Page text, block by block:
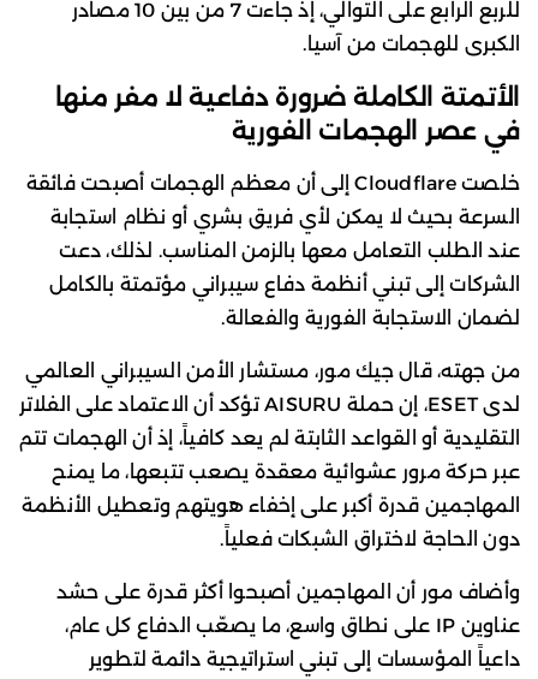
للربع الرابع على التوالي، إذ جاءت 7 من بين 10 مصادر
الكبرى للهجمات من آسيا.
الأتمتة الكاملة ضرورة دفاعية لا مفر منها
في عصر الهجمات الفورية
خلصت Cloudflare إلى أن معظم الهجمات أصبحت فائقة
السرعة بحيث لا يمكن لأي فريق بشري أو نظام استجابة
عند الطلب التعامل معها بالزمن المناسب. لذلك، دعت
الشركات إلى تبني أنظمة دفاع سيبراني مؤتمتة بالكامل
لضمان الاستجابة الفورية والفعالة.
من جهته، قال جيك مور، مستشار الأمن السيبراني العالمي
لدى ESET، إن حملة AISURU تؤكد أن الاعتماد على الفلاتر
التقليدية أو القواعد الثابتة لم يعد كافياً، إذ أن الهجمات تتم
عبر حركة مرور عشوائية معقدة يصعب تتبعها، ما يمنح
المهاجمين قدرة أكبر على إخفاء هويتهم وتعطيل الأنظمة
دون الحاجة لاختراق الشبكات فعلياً.
وأضاف مور أن المهاجمين أصبحوا أكثر قدرة على حشد
عناوين IP على نطاق واسع، ما يصعّب الدفاع كل عام،
داعياً المؤسسات إلى تبني استراتيجية دائمة لتطوير